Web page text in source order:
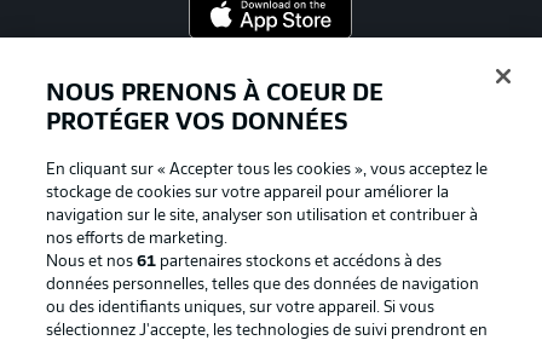
NOUS PRENONS À COEUR DE
PROTÉGER VOS DONNÉES
En cliquant sur « Accepter tous les cookies », vous acceptez le
stockage de cookies sur votre appareil pour améliorer la
navigation sur le site, analyser son utilisation et contribuer à
nos efforts de marketing.
Nous et nos61 partenaires stockons et accédons à des
données personnelles, telles que des données de navigation
ou des identifiants uniques, sur votre appareil. Si vous
sélectionnez J'accepte, les technologies de suivi prendront en